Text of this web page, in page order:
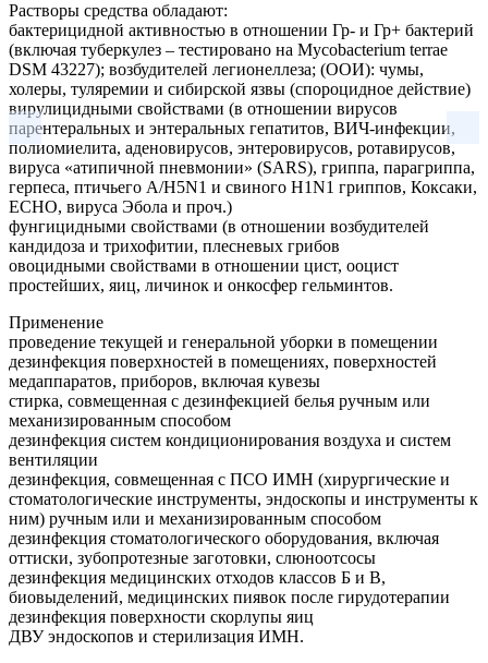
Растворы средства обладают:
бактерицидной активностью в отношении Гр- и Гр+ бактерий
(включая туберкулез – тестировано на Mycobacterium terrae
DSM 43227); возбудителей легионеллеза; (ООИ): чумы,
холеры, туляремии и сибирской язвы (спороцидное действие)
вирулицидными свойствами (в отношении вирусов
парентеральных и энтеральных гепатитов, ВИЧ-инфекции,
полиомиелита, аденовирусов, энтеровирусов, ротавирусов,
вируса «атипичной пневмонии» (SARS), гриппа, парагриппа,
герпеса, птичьего А/H5N1 и свиного H1N1 гриппов, Коксаки,
ECHO, вируса Эбола и проч.)
фунгицидными свойствами (в отношении возбудителей
кандидоза и трихофитии, плесневых грибов
овоцидными свойствами в отношении цист, ооцист
простейших, яиц, личинок и онкосфер гельминтов.
Применение
проведение текущей и генеральной уборки в помещении
дезинфекция поверхностей в помещениях, поверхностей
медаппаратов, приборов, включая кувезы
стирка, совмещенная с дезинфекцией белья ручным или
механизированным способом
дезинфекция систем кондиционирования воздуха и систем
вентиляции
дезинфекция, совмещенная с ПСО ИМН (хирургические и
стоматологические инструменты, эндоскопы и инструменты к
ним) ручным или и механизированным способом
дезинфекция стоматологического оборудования, включая
оттиски, зубопротезные заготовки, слюноотсосы
дезинфекция медицинских отходов классов Б и В,
биовыделений, медицинских пиявок после гирудотерапии
дезинфекция поверхности скорлупы яиц
ДВУ эндоскопов и стерилизация ИМН.